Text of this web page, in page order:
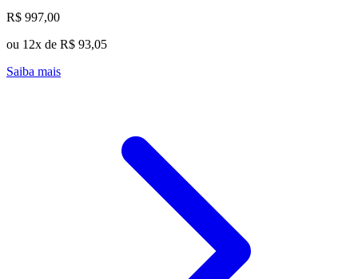
R$ 997,00
ou 12x de R$ 93,05
Saiba mais